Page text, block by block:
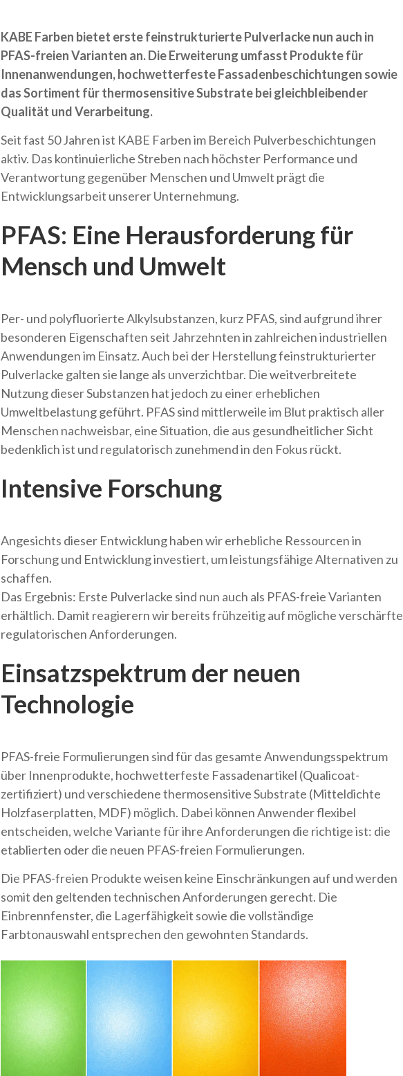
KABE Farben bietet erste feinstrukturierte Pulverlacke nun auch in
PFAS-freien Varianten an. Die Erweiterung umfasst Produkte für
Innenanwendungen, hochwetterfeste Fassadenbeschichtungen sowie
das Sortiment für thermosensitive Substrate bei gleichbleibender
Qualität und Verarbeitung.
Seit fast 50 Jahren ist KABE Farben im Bereich Pulverbeschichtungen
aktiv. Das kontinuierliche Streben nach höchster Performance und
Verantwortung gegenüber Menschen und Umwelt prägt die
Entwicklungsarbeit unserer Unternehmung.
PFAS: Eine Herausforderung für
Mensch und Umwelt
Per- und polyfluorierte Alkylsubstanzen, kurz PFAS, sind aufgrund ihrer
besonderen Eigenschaften seit Jahrzehnten in zahlreichen industriellen
Anwendungen im Einsatz. Auch bei der Herstellung feinstrukturierter
Pulverlacke galten sie lange als unverzichtbar. Die weitverbreitete
Nutzung dieser Substanzen hat jedoch zu einer erheblichen
Umweltbelastung geführt. PFAS sind mittlerweile im Blut praktisch aller
Menschen nachweisbar, eine Situation, die aus gesundheitlicher Sicht
bedenklich ist und regulatorisch zunehmend in den Fokus rückt.
Intensive Forschung
Angesichts dieser Entwicklung haben wir erhebliche Ressourcen in
Forschung und Entwicklung investiert, um leistungsfähige Alternativen zu
schaffen.
Das Ergebnis: Erste Pulverlacke sind nun auch als PFAS-freie Varianten
erhältlich. Damit reagierern wir bereits frühzeitig auf mögliche verschärfte
regulatorischen Anforderungen.
Einsatzspektrum der neuen
Technologie
PFAS-freie Formulierungen sind für das gesamte Anwendungsspektrum
über Innenprodukte, hochwetterfeste Fassadenartikel (Qualicoat-
zertifiziert) und verschiedene thermosensitive Substrate (Mitteldichte
Holzfaserplatten, MDF) möglich. Dabei können Anwender flexibel
entscheiden, welche Variante für ihre Anforderungen die richtige ist: die
etablierten oder die neuen PFAS-freien Formulierungen.
Die PFAS-freien Produkte weisen keine Einschränkungen auf und werden
somit den geltenden technischen Anforderungen gerecht. Die
Einbrennfenster, die Lagerfähigkeit sowie die vollständige
Farbtonauswahl entsprechen den gewohnten Standards.